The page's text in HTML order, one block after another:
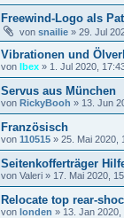
Freewind-Logo als
von snailie » 29. Jul
Vibrationen und
von Ibex » 1. Jul 2020,
Servus aus München
von RickyBooh » 13. Jun
Französisch
von 110515 » 25. Mai 2020,
Seitenkofferträger
von Valeri » 17. Mai 2020,
Relocate top rear-
von londen » 13. Jan 2020,